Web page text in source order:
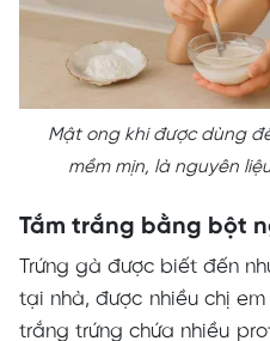
Mật ong khi được dùng
mềm mịn, là nguyên
Tắm trắng bằng bột
Trứng gà được biết đến
tại nhà, được nhiều chị
trắng trứng chứa nhiều